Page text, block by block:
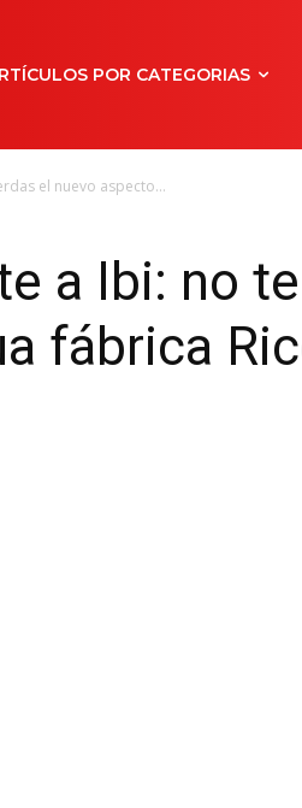
POR CATEGORIAS
el nuevo aspecto...
a Ibi: no
fábrica